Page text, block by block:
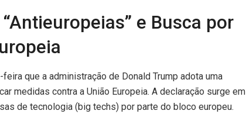
e Busca por
que a administração de Donald Trump adota uma
medidas contra a União Europeia. A declaração surge em
de tecnologia (big techs) por parte do bloco europeu.